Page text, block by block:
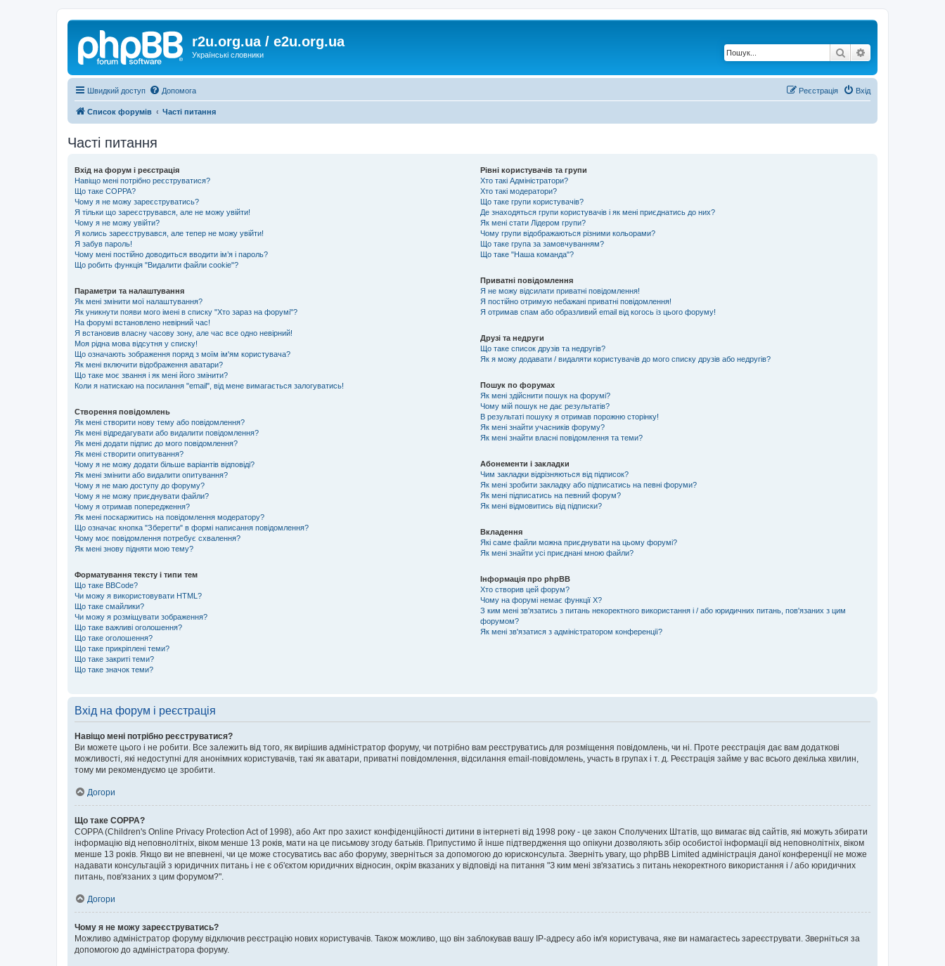
r2u.org.ua / e2u.org.ua
Українські словники Пошук
Швидкий доступ Допомога Вхід
Реєстрація
Список форумів Часті питання
Часті питання
Вхід на форум і реєстрація
Навіщо мені потрібно реєструватися?
Що таке COPPA?
Чому я не можу зареєструватись?
Я тільки що зареєструвався, але не можу увійти!
Чому я не можу увійти?
Я колись зареєструвався, але тепер не можу увійти!
Я забув пароль!
Чому мені постійно доводиться вводити ім’я і пароль?
Що робить функція "Видалити файли cookie"?
Параметри та налаштування
Як мені змінити мої налаштування?
Як уникнути появи мого імені в списку "Хто зараз на форумі"?
На форумі встановлено невірний час!
Я встановив власну часову зону, але час все одно невірний!
Моя рідна мова відсутня у списку!
Що означають зображення поряд з моїм ім'ям користувача?
Як мені включити відображення аватари?
Що таке моє звання і як мені його змінити?
Коли я натискаю на посилання "email", від мене вимагається залогуватись!
Створення повідомлень
Як мені створити нову тему або повідомлення?
Як мені відредагувати або видалити повідомлення?
Як мені додати підпис до мого повідомлення?
Як мені створити опитування?
Чому я не можу додати більше варіантів відповіді?
Як мені змінити або видалити опитування?
Чому я не маю доступу до форуму?
Чому я не можу приєднувати файли?
Чому я отримав попередження?
Як мені поскаржитись на повідомлення модератору?
Що означає кнопка "Зберегти" в формі написання повідомлення?
Чому моє повідомлення потребує схвалення?
Як мені знову підняти мою тему?
Форматування тексту і типи тем
Що таке BBCode?
Чи можу я використовувати HTML?
Що таке смайлики?
Чи можу я розміщувати зображення?
Що таке важливі оголошення?
Що таке оголошення?
Що таке прикріплені теми?
Що таке закриті теми?
Що таке значок теми?
Рівні користувачів та групи
Хто такі Адміністратори?
Хто такі модератори?
Що таке групи користувачів?
Де знаходяться групи користувачів і як мені приєднатись до них?
Як мені стати Лідером групи?
Чому групи відображаються різними кольорами?
Що таке група за замовчуванням?
Що таке "Наша команда"?
Приватні повідомлення
Я не можу відсилати приватні повідомлення!
Я постійно отримую небажані приватні повідомлення!
Я отримав спам або образливий email від когось із цього форуму!
Друзі та недруги
Що таке список друзів та недругів?
Як я можу додавати / видаляти користувачів до мого списку друзів або недругів?
Пошук по форумах
Як мені здійснити пошук на форумі?
Чому мій пошук не дає результатів?
В результаті пошуку я отримав порожню сторінку!
Як мені знайти учасників форуму?
Як мені знайти власні повідомлення та теми?
Абонементи і закладки
Чим закладки відрізняються від підписок?
Як мені зробити закладку або підписатись на певні форуми?
Як мені підписатись на певний форум?
Як мені відмовитись від підписки?
Вкладення
Які саме файли можна приєднувати на цьому форумі?
Як мені знайти усі приєднані мною файли?
Інформація про phpBB
Хто створив цей форум?
Чому на форумі немає функції X?
З ким мені зв'язатись з питань некоректного використання і / або юридичних питань, пов'язаних з цим
форумом?
Як мені зв'язатися з адміністратором конференції?
Вхід на форум і реєстрація
Навіщо мені потрібно реєструватися?
Ви можете цього і не робити. Все залежить від того, як вирішив адміністратор форуму, чи потрібно вам реєструватись для розміщення повідомлень, чи ні. Проте реєстрація дає вам додаткові
можливості, які недоступні для анонімних користувачів, такі як аватари, приватні повідомлення, відсилання email-повідомлень, участь в групах і т. д. Реєстрація займе у вас всього декілька хвилин,
тому ми рекомендуємо це зробити.
Догори
Що таке COPPA?
COPPA (Children's Online Privacy Protection Act of 1998), або Акт про захист конфіденційності дитини в інтернеті від 1998 року - це закон Сполучених Штатів, що вимагає від сайтів, які можуть збирати
інформацію від неповнолітніх, віком менше 13 років, мати на це письмову згоду батьків. Припустимо й інше підтвердження що опікуни дозволяють збір особистої інформації від неповнолітніх, віком
менше 13 років. Якщо ви не впевнені, чи це може стосуватись вас або форуму, зверніться за допомогою до юрисконсульта. Зверніть увагу, що phpBB Limited адміністрація даної конференції не може
надавати консультацій з юридичних питань і не є об'єктом юридичних відносин, окрім вказаних у відповіді на питання "З ким мені зв'язатись з питань некоректного використання і / або юридичних
питань, пов'язаних з цим форумом?".
Догори
Чому я не можу зареєструватись?
Можливо адміністратор форуму відключив реєстрацію нових користувачів. Також можливо, що він заблокував вашу IP-адресу або ім'я користувача, яке ви намагаєтесь зареєструвати. Зверніться за
допомогою до адміністратора форуму.